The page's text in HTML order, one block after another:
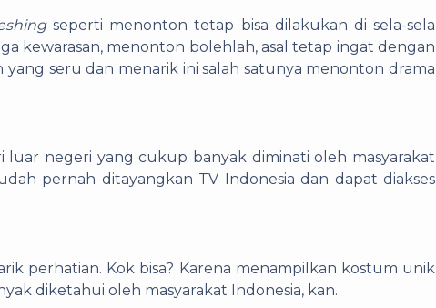
seperti menonton tetap bisa dilakukan di sela-sela
kewarasan, menonton bolehlah, asal tetap ingat dengan
seru dan menarik ini salah satunya menonton drama
luar negeri yang cukup banyak diminati oleh masyarakat
pernah ditayangkan TV Indonesia dan dapat diakses
perhatian. Kok bisa? Karena menampilkan kostum unik
diketahui oleh masyarakat Indonesia, kan.